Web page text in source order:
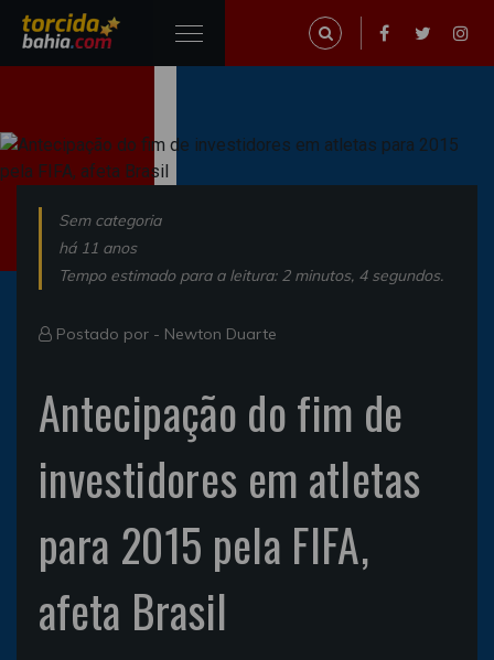
Sem categoria
há 11 anos
Tempo estimado para a leitura: 2 minutos, 4 segundos.
Postado por - Newton Duarte
Antecipação do fim de
investidores em atletas
para 2015 pela FIFA,
afeta Brasil